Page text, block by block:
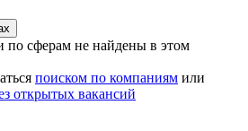
сферам не найдены в этом
поиском по компаниям или
открытых вакансий